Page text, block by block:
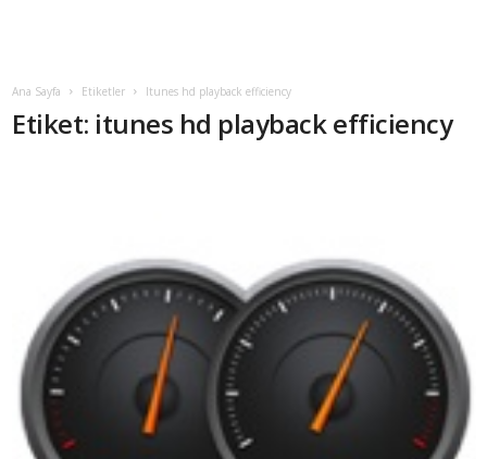
Ana Sayfa Etiketler Itunes hd playback efficiency
Etiket: itunes hd playback efficiency